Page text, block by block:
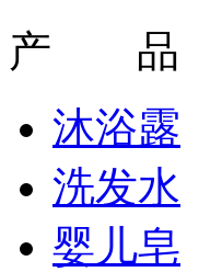
产 品
沐浴露
洗发水
婴儿皂